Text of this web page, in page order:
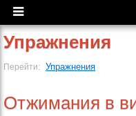
Упражнения
Перейти: Упражнения
Отжимания в